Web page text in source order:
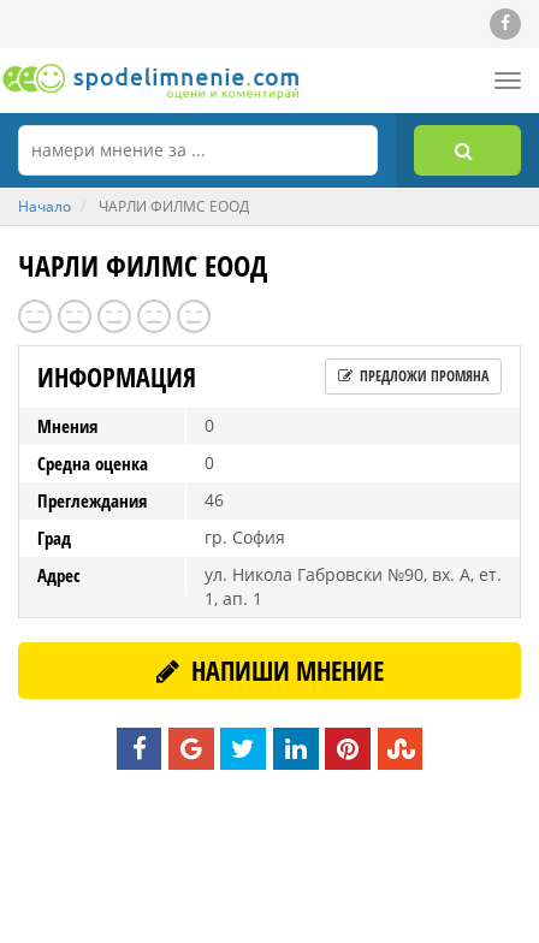
Начало ЧАРЛИ ФИЛМС ЕООД
ЧАРЛИ ФИЛМС ЕООД
ИНФОРМАЦИЯ ПРЕДЛОЖИ ПРОМЯНА
Мнения 0
Средна оценка 0
Преглеждания 46
Град гр. София
Адрес
ул. Никола Габровски №90, вх. А, ет.
1, ап. 1
НАПИШИ МНЕНИЕ